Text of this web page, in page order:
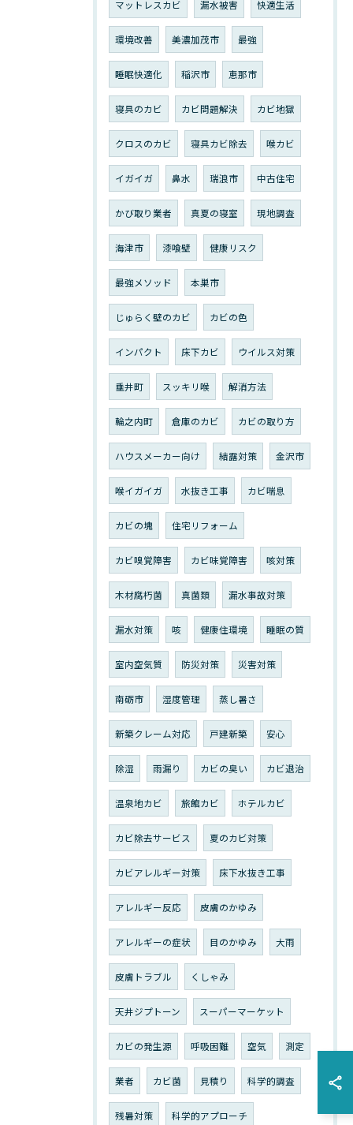
マットレスカビ 漏水被害 快適生活
環境改善 美濃加茂市 最強
睡眠快適化 稲沢市 恵那市
寝具のカビ カビ問題解決 カビ地獄
クロスのカビ 寝具カビ除去 喉カビ
イガイガ 鼻水 瑞浪市 中古住宅
かび取り業者 真夏の寝室 現地調査
海津市 漆喰壁 健康リスク
最強メソッド 本巣市
じゅらく壁のカビ カビの色
インパクト 床下カビ ウイルス対策
垂井町 スッキリ喉 解消方法
輪之内町 倉庫のカビ カビの取り方
ハウスメーカー向け 結露対策 金沢市
喉イガイガ 水抜き工事 カビ喘息
カビの塊 住宅リフォーム
カビ嗅覚障害 カビ味覚障害 咳対策
木材腐朽菌 真菌類 漏水事故対策
漏水対策 咳 健康住環境 睡眠の質
室内空気質 防災対策 災害対策
南砺市 湿度管理 蒸し暑さ
新築クレーム対応 戸建新築 安心
除湿 雨漏り カビの臭い カビ退治
温泉地カビ 旅館カビ ホテルカビ
カビ除去サービス 夏のカビ対策
カビアレルギー対策 床下水抜き工事
アレルギー反応 皮膚のかゆみ
アレルギーの症状 目のかゆみ 大雨
皮膚トラブル くしゃみ
天井ジプトーン スーパーマーケット
カビの発生源 呼吸困難 空気 測定
業者 カビ菌 見積り 科学的調査
残暑対策 科学的アプローチ